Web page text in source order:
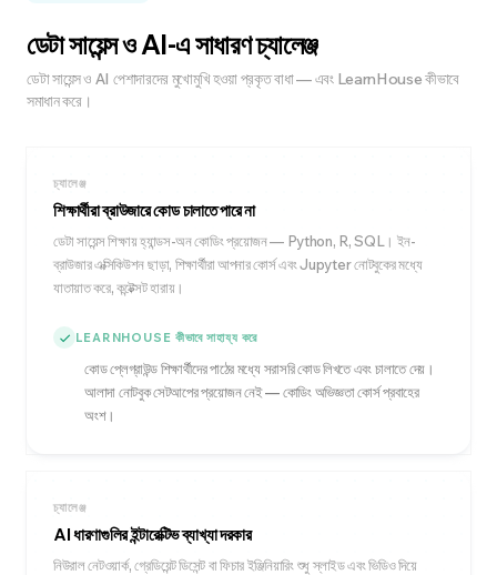
ডেটা সায়েন্স ও AI-এ সাধারণ চ্যালেঞ্জ
ডেটা সায়েন্স ও AI পেশাদারদের মুখোমুখি হওয়া প্রকৃত বাধা — এবং LearnHouse কীভাবে
সমাধান করে।
চ্যালেঞ্জ
শিক্ষার্থীরা ব্রাউজারে কোড চালাতে পারে না
ডেটা সায়েন্স শিক্ষায় হ্যান্ডস-অন কোডিং প্রয়োজন — Python, R, SQL। ইন-
ব্রাউজার এক্সিকিউশন ছাড়া, শিক্ষার্থীরা আপনার কোর্স এবং Jupyter নোটবুকের মধ্যে
যাতায়াত করে, কন্টেক্সট হারায়।
LEARNHOUSE কীভাবে সাহায্য করে
কোড প্লেগ্রাউন্ড শিক্ষার্থীদের পাঠের মধ্যে সরাসরি কোড লিখতে এবং চালাতে দেয়।
আলাদা নোটবুক সেটআপের প্রয়োজন নেই — কোডিং অভিজ্ঞতা কোর্স প্রবাহের
অংশ।
চ্যালেঞ্জ
AI ধারণাগুলির ইন্টারেক্টিভ ব্যাখ্যা দরকার
নিউরাল নেটওয়ার্ক, গ্রেডিয়েন্ট ডিসেন্ট বা ফিচার ইঞ্জিনিয়ারিং শুধু স্লাইড এবং ভিডিও দিয়ে